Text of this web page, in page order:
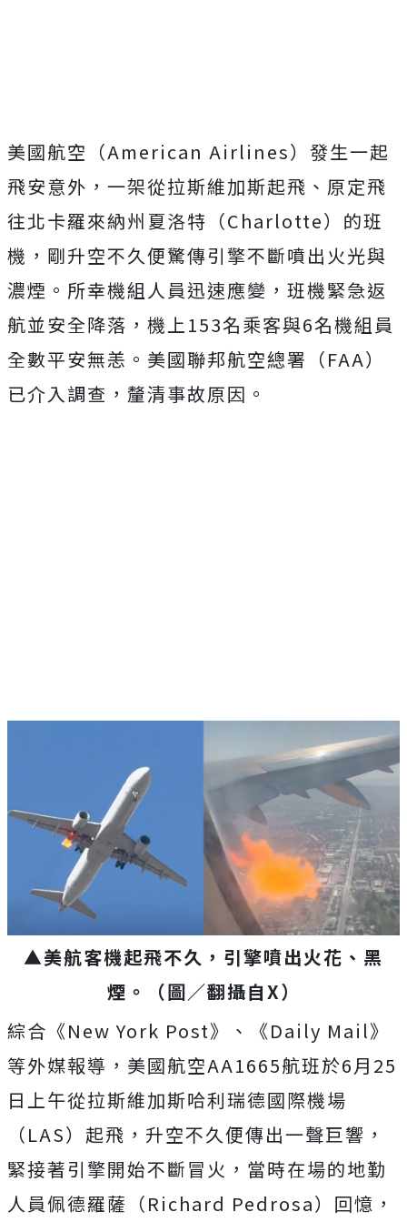
美國航空（American Airlines）發生一起
飛安意外，一架從拉斯維加斯起飛、原定飛
往北卡羅來納州夏洛特（Charlotte）的班
機，剛升空不久便驚傳引擎不斷噴出火光與
濃煙。所幸機組人員迅速應變，班機緊急返
航並安全降落，機上153名乘客與6名機組員
全數平安無恙。美國聯邦航空總署（FAA）
已介入調查，釐清事故原因。
▲美航客機起飛不久，引擎噴出火花、黑
煙。（圖／翻攝自X）
綜合《New York Post》、《Daily Mail》
等外媒報導，美國航空AA1665航班於6月25
日上午從拉斯維加斯哈利瑞德國際機場
（LAS）起飛，升空不久便傳出一聲巨響，
緊接著引擎開始不斷冒火，當時在場的地勤
人員佩德羅薩（Richard Pedrosa）回憶，